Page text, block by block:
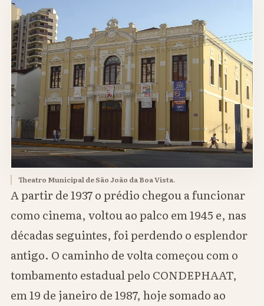
Theatro Municipal de São João da Boa Vista.
A partir de 1937 o prédio chegou a funcionar
como cinema, voltou ao palco em 1945 e, nas
décadas seguintes, foi perdendo o esplendor
antigo. O caminho de volta começou com o
tombamento estadual pelo CONDEPHAAT,
em 19 de janeiro de 1987, hoje somado ao